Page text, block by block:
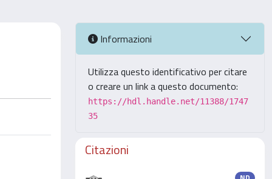
Informazioni
Utilizza questo identificativo per citare
o creare un link a questo documento:
https://hdl.handle.net/11388/1747
35
Citazioni